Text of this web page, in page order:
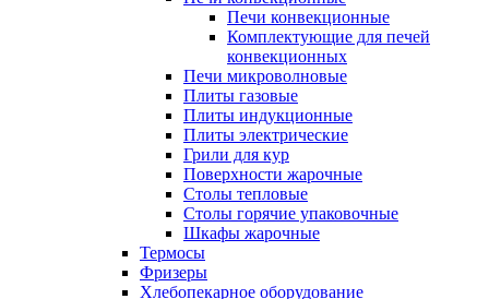
Печи конвекционные
Комплектующие для печей
конвекционных
Печи микроволновые
Плиты газовые
Плиты индукционные
Плиты электрические
Грили для кур
Поверхности жарочные
Столы тепловые
Столы горячие упаковочные
Шкафы жарочные
Термосы
Фризеры
Хлебопекарное оборудование